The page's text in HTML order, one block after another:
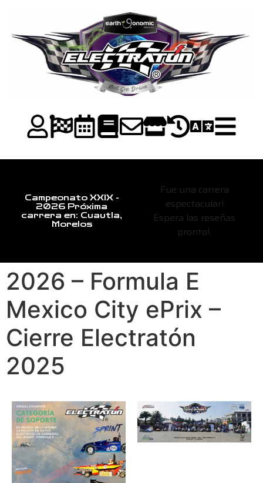
Campeonato XXIX -
2026 Próxima
carrera en: Cuautla,
Morelos
Fue una carrera
espectacular!
Espera las reseñas
pronto!.
2026 – Formula E
Mexico City ePrix –
Cierre Electratón
2025